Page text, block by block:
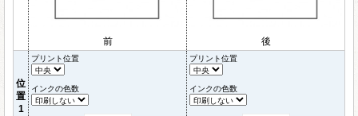
前 後
位
置
1
プリント位置
インクの色数
プリント位置
インクの色数